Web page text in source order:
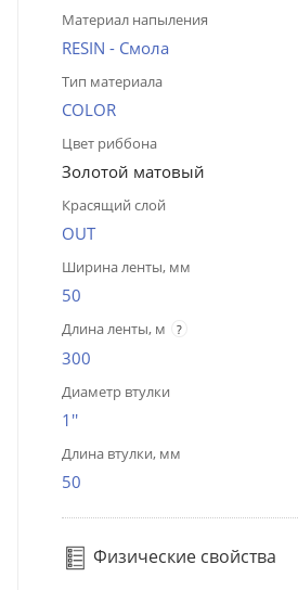
Материал напыления
RESIN - Смола
Тип материала
COLOR
Цвет риббона
Золотой матовый
Красящий слой
OUT
Ширина ленты, мм
50
Длина ленты, м ?
300
Диаметр втулки
1''
Длина втулки, мм
50
Физические свойства